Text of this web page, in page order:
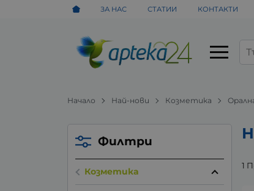
ЗА НАС СТАТИИ КОНТАКТИ
Начало Най-нови Козметика
1
Филтри
Козметика